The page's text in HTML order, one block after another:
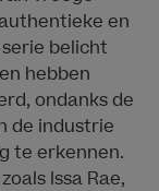
en
belicht
hebben
ondanks de
de industrie
te erkennen.
Issa Rae,